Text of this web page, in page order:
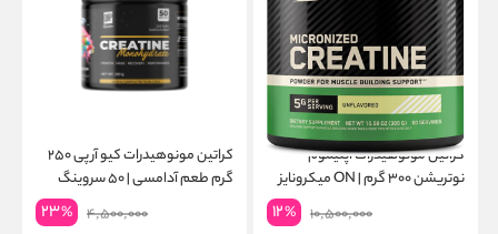
کراتین مونوهیدرات اپتیموم
نوتریشن ۳۰۰ گرم | ON میکرونایز
10,500,000
12%
کراتین مونوهیدرات کیو آر پی ۲۵۰
گرم طعم آدامسی | ۵۰ سروینگ
4,500,000
23%